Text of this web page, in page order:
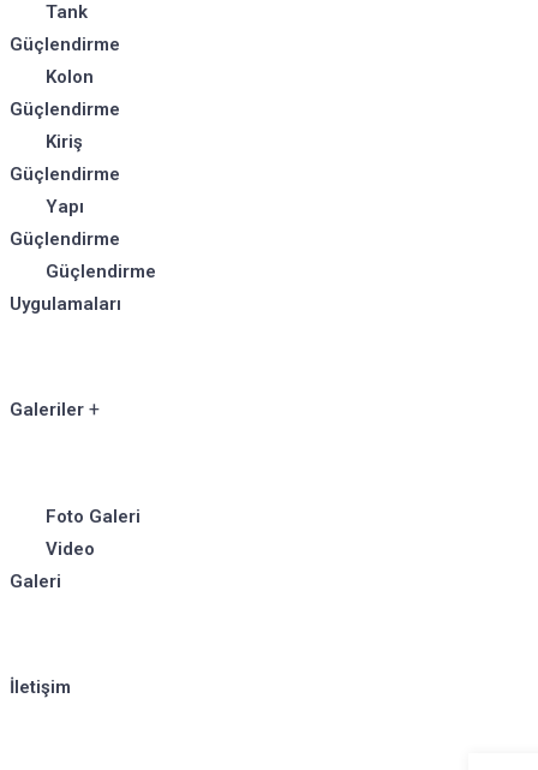
Tank
Güçlendirme
Kolon
Güçlendirme
Kiriş
Güçlendirme
Yapı
Güçlendirme
Güçlendirme
Uygulamaları
Galeriler
Foto Galeri
Video
Galeri
İletişim